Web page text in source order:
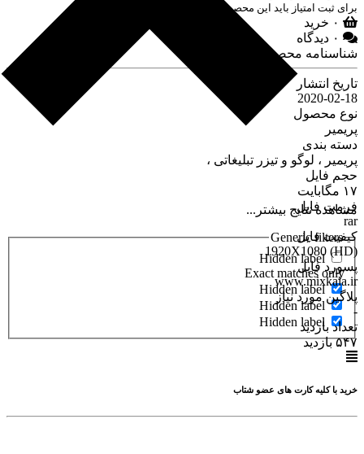
مشاهده نتایج بیشتر...
Generic filters
Hidden label
Exact matches only
Hidden label
Hidden label
Hidden label
برای ثبت امتیاز باید این محصول را خریداری کنید
۰ خرید
۰ دیدگاه
شناسنامه محصول :
تاریخ انتشار
2020-02-18
نوع محصول
پریمیر
دسته بندی
پریمیر ، لوگو و تیزر تبلیغاتی ،
حجم فایل
۱۷ مگابایت
فرمت فایل
rar
کیفیت فایل
(1920X1080 (HD
پسورد فایل
www.mixkala.ir
پلاگین مورد نیاز
-
تعداد بازدید
۵۴۷ بازدید
خرید با کلیه کارت های عضو شتاب